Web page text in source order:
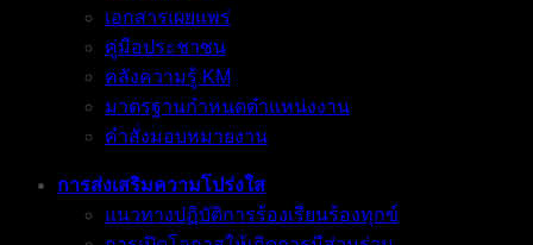
เอกสารเผยแพร่
คู่มือประชาชน
คลังความรู้ KM
มาตรฐานกำหนดตำแหน่งงาน
คำสั่งมอบหมายงาน
การส่งเสริมความโปร่งใส
แนวทางปฏิบัติการร้องเรียนร้องทุกข์